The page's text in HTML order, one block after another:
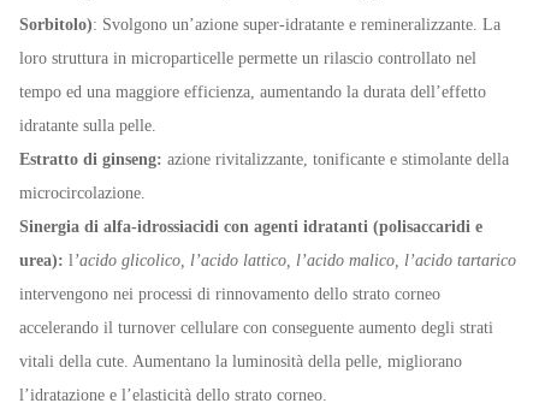
Sorbitolo): Svolgono un’azione super-idratante e remineralizzante. La
loro struttura in microparticelle permette un rilascio controllato nel
tempo ed una maggiore efficienza, aumentando la durata dell’effetto
idratante sulla pelle.
Estratto di ginseng: azione rivitalizzante, tonificante e stimolante della
microcircolazione.
Sinergia di alfa-idrossiacidi con agenti idratanti (polisaccaridi e
urea): l ’acido glicolico, l’acido lattico, l’acido malico, l’acido tartarico
intervengono nei processi di rinnovamento dello strato corneo
accelerando il turnover cellulare con conseguente aumento degli strati
vitali della cute. Aumentano la luminosità della pelle, migliorano
l’idratazione e l’elasticità dello strato corneo.